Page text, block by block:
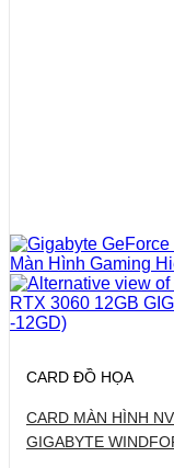
CARD ĐỒ HỌA
CARD MÀN HÌNH
GIGABYTE